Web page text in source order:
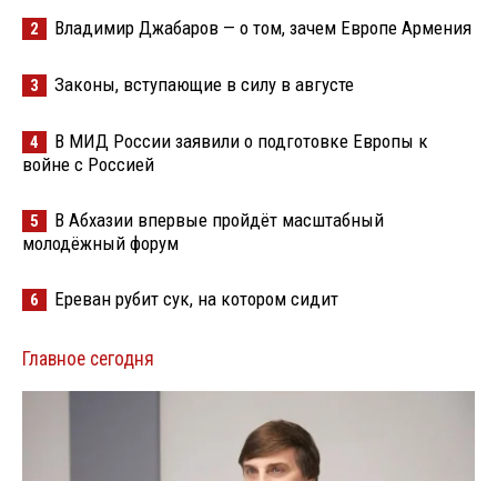
2 Владимир Джабаров — о том, зачем Европе Армения
3 Законы, вступающие в силу в августе
4
В МИД России заявили о подготовке Европы к
войне с Россией
5
В Абхазии впервые пройдёт масштабный
молодёжный форум
6 Ереван рубит сук, на котором сидит
Главное сегодня